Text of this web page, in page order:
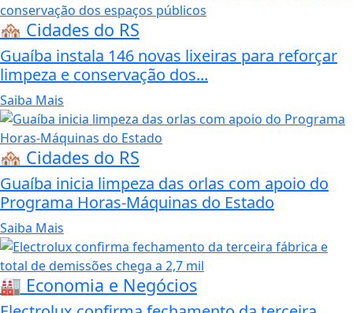
🏘️ Cidades do RS
Guaíba instala 146 novas lixeiras para reforçar
limpeza e conservação dos...
Saiba Mais
🏘️ Cidades do RS
Guaíba inicia limpeza das orlas com apoio do
Programa Horas-Máquinas do Estado
Saiba Mais
🏭 Economia e Negócios